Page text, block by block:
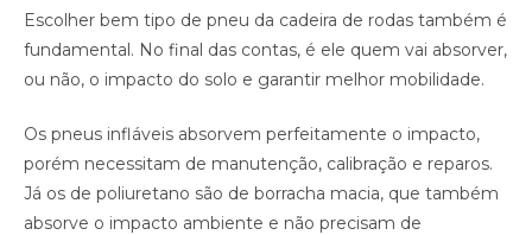
Escolher bem tipo de pneu da cadeira de rodas também é
fundamental. No final das contas, é ele quem vai absorver,
ou não, o impacto do solo e garantir melhor mobilidade.
Os pneus infláveis absorvem perfeitamente o impacto,
porém necessitam de manutenção, calibração e reparos.
Já os de poliuretano são de borracha macia, que também
absorve o impacto ambiente e não precisam de